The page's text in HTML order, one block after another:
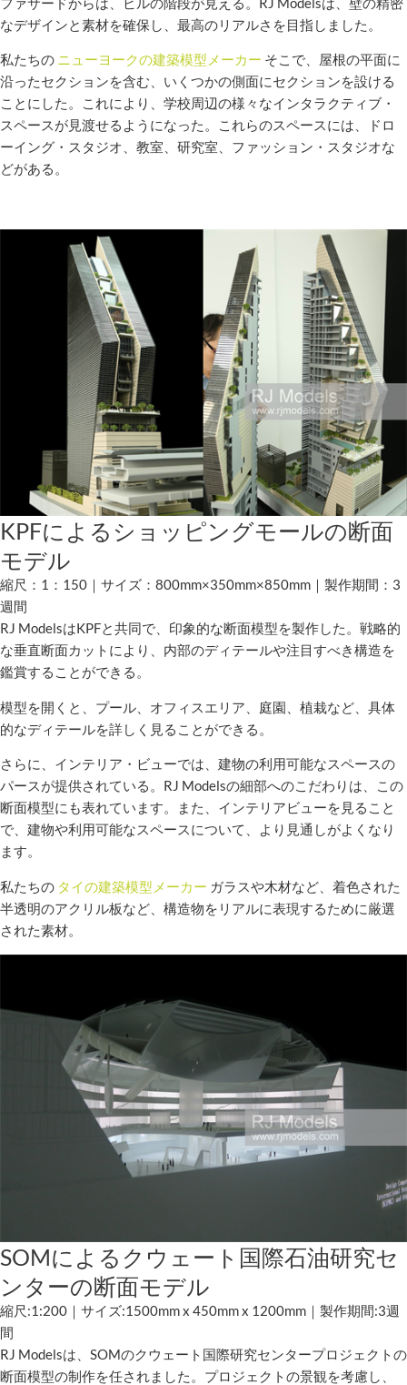
なデザインと素材を確保し、最高のリアルさを目指しました。
私たちの ニューヨークの建築模型メーカー そこで、屋根の平面に
沿ったセクションを含む、いくつかの側面にセクションを設ける
ことにした。これにより、学校周辺の様々なインタラクティブ・
スペースが見渡せるようになった。これらのスペースには、ドロ
ーイング・スタジオ、教室、研究室、ファッション・スタジオな
どがある。
KPFによるショッピングモールの断面
モデル
縮尺：1：150｜サイズ：800mm×350mm×850mm｜製作期間：3
週間
RJ ModelsはKPFと共同で、印象的な断面模型を製作した。戦略的
な垂直断面カットにより、内部のディテールや注目すべき構造を
鑑賞することができる。
模型を開くと、プール、オフィスエリア、庭園、植栽など、具体
的なディテールを詳しく見ることができる。
さらに、インテリア・ビューでは、建物の利用可能なスペースの
パースが提供されている。RJ Modelsの細部へのこだわりは、この
断面模型にも表れています。また、インテリアビューを見ること
で、建物や利用可能なスペースについて、より見通しがよくなり
ます。
私たちの タイの建築模型メーカー ガラスや木材など、着色された
半透明のアクリル板など、構造物をリアルに表現するために厳選
された素材。
SOMによるクウェート国際石油研究セ
ンターの断面モデル
縮尺:1:200｜サイズ:1500mm x 450mm x 1200mm｜製作期間:3週
間
RJ Modelsは、SOMのクウェート国際研究センタープロジェクトの
断面模型の制作を任されました。プロジェクトの景観を考慮し、